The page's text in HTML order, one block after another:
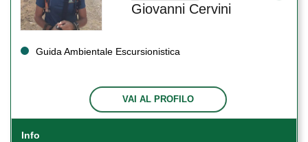
Giovanni Cervini
Guida Ambientale Escursionistica
VAI AL PROFILO
Info